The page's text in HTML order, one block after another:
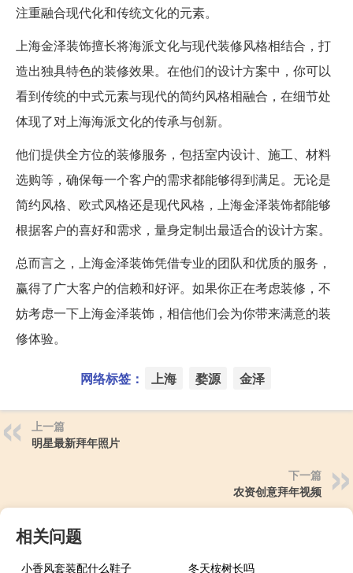
注重融合现代化和传统文化的元素。
上海金泽装饰擅长将海派文化与现代装修风格相结合，打
造出独具特色的装修效果。在他们的设计方案中，你可以
看到传统的中式元素与现代的简约风格相融合，在细节处
体现了对上海海派文化的传承与创新。
他们提供全方位的装修服务，包括室内设计、施工、材料
选购等，确保每一个客户的需求都能够得到满足。无论是
简约风格、欧式风格还是现代风格，上海金泽装饰都能够
根据客户的喜好和需求，量身定制出最适合的设计方案。
总而言之，上海金泽装饰凭借专业的团队和优质的服务，
赢得了广大客户的信赖和好评。如果你正在考虑装修，不
妨考虑一下上海金泽装饰，相信他们会为你带来满意的装
修体验。
网络标签： 上海 婺源 金泽
上一篇
明星最新拜年照片
下一篇
农资创意拜年视频
相关问题
小香风套装配什么鞋子 冬天桉树长吗